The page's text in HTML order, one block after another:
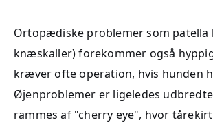
Ortopædiske problemer som patella
knæskaller) forekommer også
kræver ofte operation, hvis hunden
Øjenproblemer er ligeledes
rammes af "cherry eye", hvor